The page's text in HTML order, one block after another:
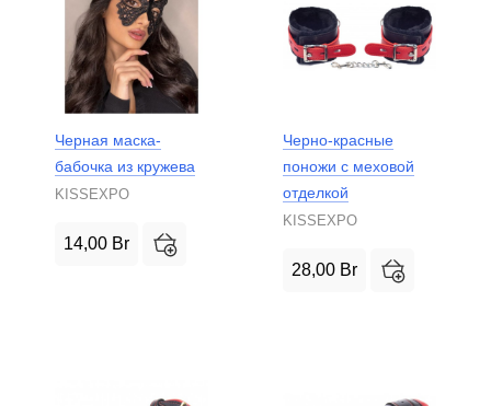
Черная маска-
бабочка из кружева
KISSEXPO
14,00 Br
Черно-красные
поножи с меховой
отделкой
KISSEXPO
28,00 Br